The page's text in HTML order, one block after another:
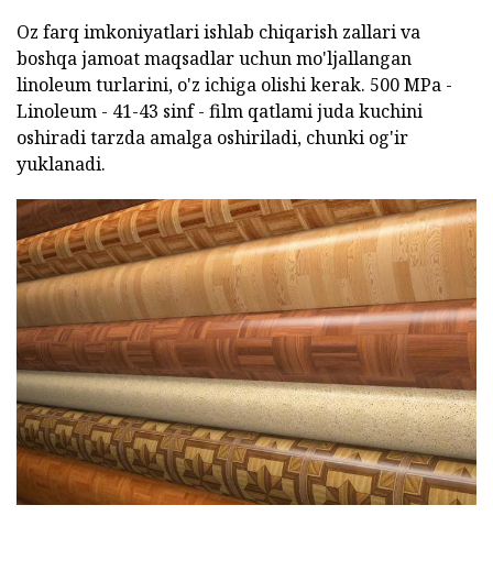
Oz farq imkoniyatlari ishlab chiqarish zallari va
boshqa jamoat maqsadlar uchun mo'ljallangan
linoleum turlarini, o'z ichiga olishi kerak. 500 MPa -
Linoleum - 41-43 sinf - film qatlami juda kuchini
oshiradi tarzda amalga oshiriladi, chunki og'ir
yuklanadi.